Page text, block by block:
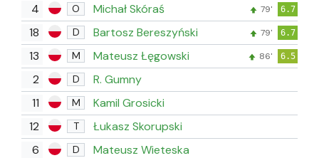
4 O Michał Skóraś 79' 6.7
18 D Bartosz Bereszyński 79' 6.7
13 M Mateusz Łęgowski 86' 6.5
2 D
R. Gumny
11
M
Kamil Grosicki
12
T
Łukasz Skorupski
6
D
Mateusz Wieteska